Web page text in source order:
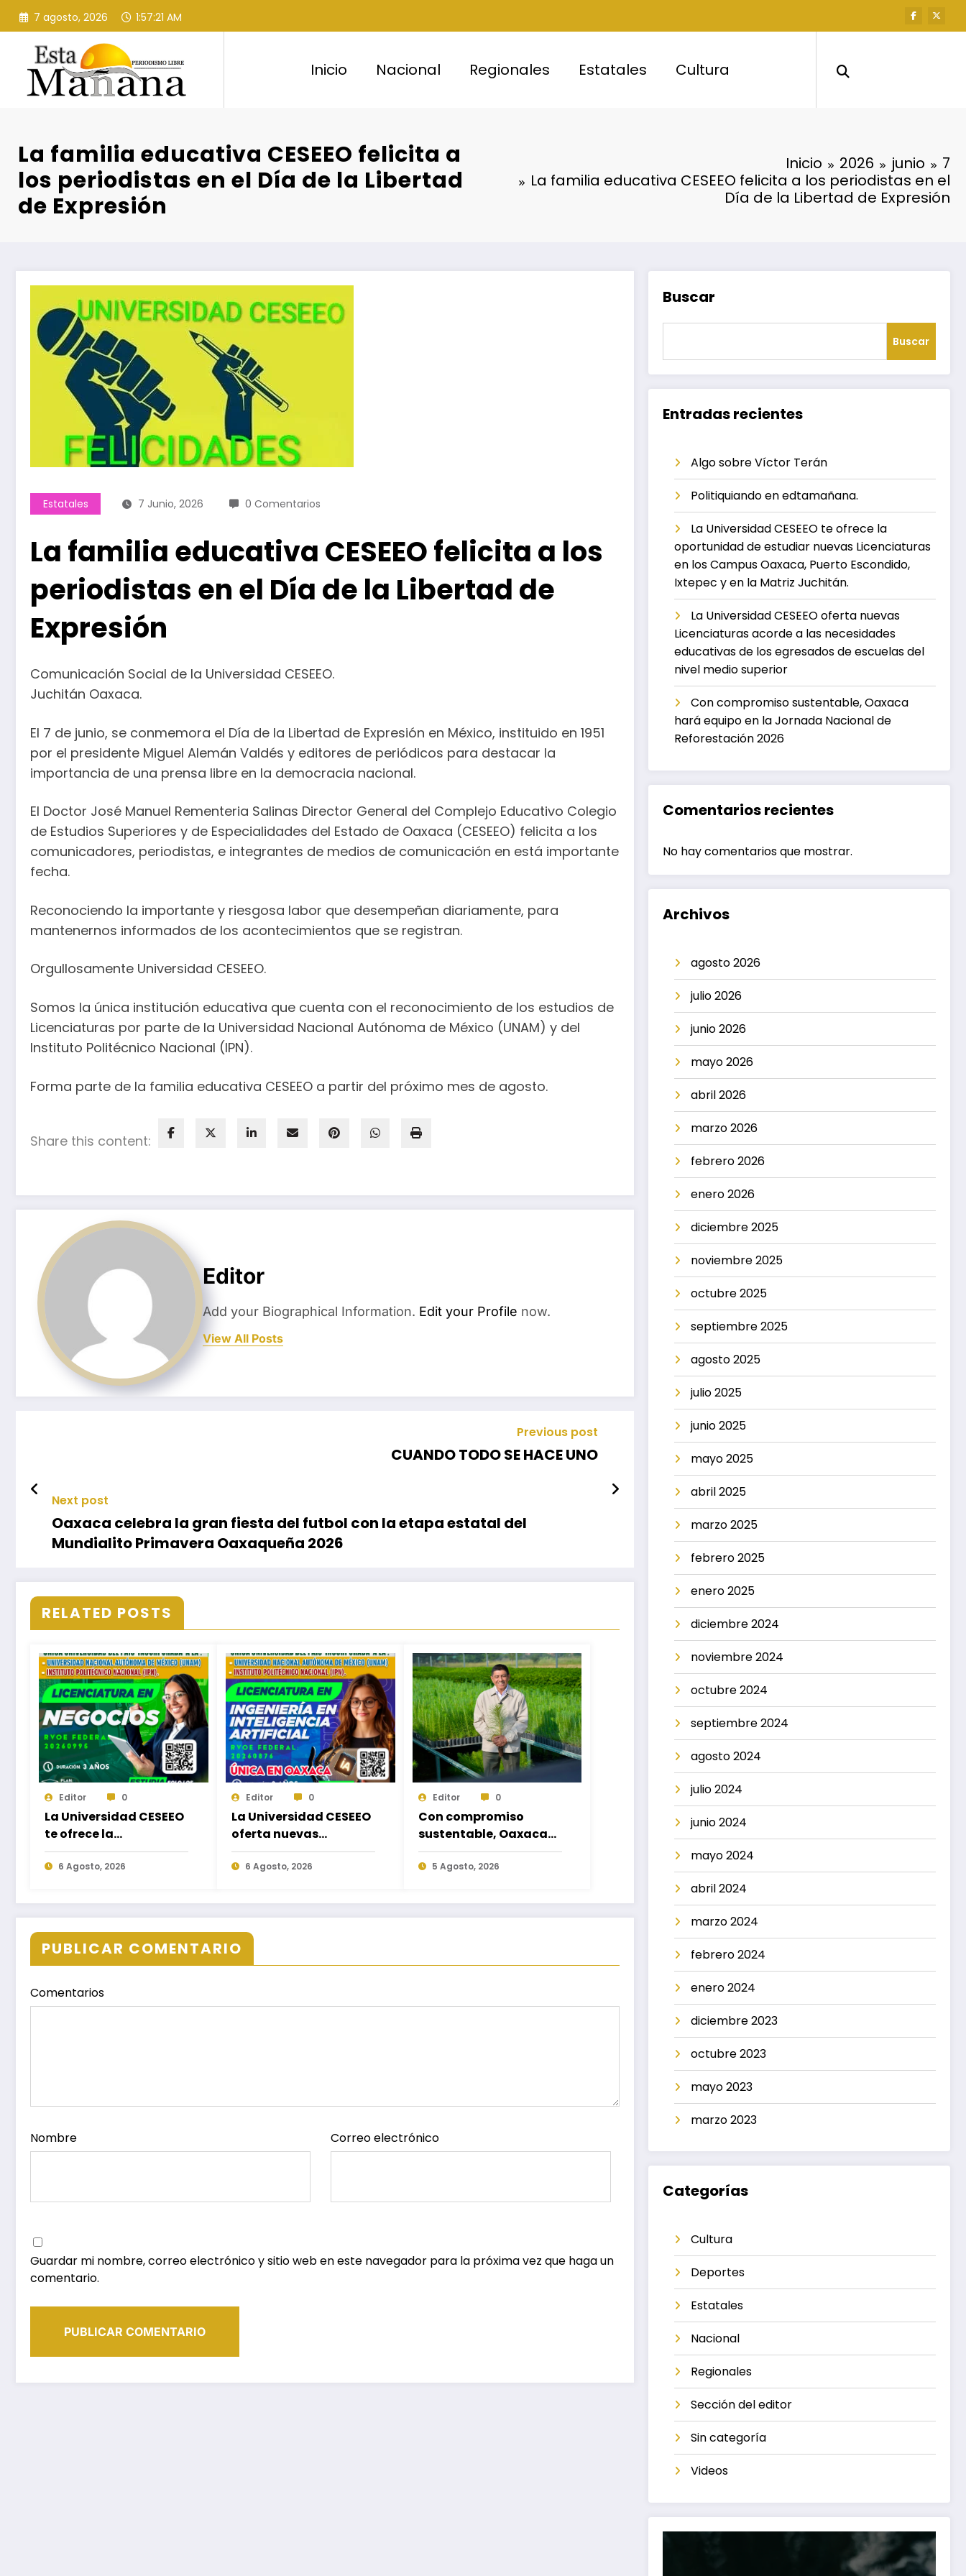
Saltar
contenido
7 agosto, 2026 1:57:21 AM
Inicio Nacional Regionales Estatales Cultura
La familia educativa CESEEO felicita a
los periodistas en el Día de la Libertad
de Expresión
Inicio 2026 junio
7
La familia educativa CESEEO felicita a los periodistas en el
Día de la Libertad de Expresión
Estatales 7 Junio, 2026 0 Comentarios
La familia educativa CESEEO felicita a los
periodistas en el Día de la Libertad de
Expresión
Comunicación Social de la Universidad CESEEO.
Juchitán Oaxaca.
El 7 de junio, se conmemora el Día de la Libertad de Expresión en México, instituido en 1951
por el presidente Miguel Alemán Valdés y editores de periódicos para destacar la
importancia de una prensa libre en la democracia nacional.
El Doctor José Manuel Rementeria Salinas Director General del Complejo Educativo Colegio
de Estudios Superiores y de Especialidades del Estado de Oaxaca (CESEEO) felicita a los
comunicadores, periodistas, e integrantes de medios de comunicación en está importante
fecha.
Reconociendo la importante y riesgosa labor que desempeñan diariamente, para
mantenernos informados de los acontecimientos que se registran.
Orgullosamente Universidad CESEEO.
Somos la única institución educativa que cuenta con el reconocimiento de los estudios de
Licenciaturas por parte de la Universidad Nacional Autónoma de México (UNAM) y del
Instituto Politécnico Nacional (IPN).
Forma parte de la familia educativa CESEEO a partir del próximo mes de agosto.
Share this content:
Editor
Add your Biographical Information. Edit your Profile now.
View All Posts
Previous post
CUANDO TODO SE HACE UNO
Next post
Oaxaca celebra la gran fiesta del futbol con la etapa estatal del
Mundialito Primavera Oaxaqueña 2026
RELATED POSTS
Editor 0
La Universidad CESEEO
te ofrece la
oportunidad de
estudiar nuevas
Campus Oaxaca,
Puerto Escondido,
Ixtepec y en la Matriz
Juchitán.
6 Agosto, 2026
Editor 0
La Universidad CESEEO
oferta nuevas
Licenciaturas acorde a
las necesidades
egresados de escuelas
del nivel medio
superior
6 Agosto, 2026
Editor 0
Con compromiso
sustentable, Oaxaca
hará equipo en la
Jornada Nacional de
5 Agosto, 2026
PUBLICAR COMENTARIO
Comentarios
Nombre Correo electrónico
Guardar mi nombre, correo electrónico y sitio web en este navegador para la próxima vez que haga un
comentario.
Buscar
Buscar
Entradas recientes
Algo sobre Víctor Terán
Politiquiando en edtamañana.
La Universidad CESEEO te ofrece la
oportunidad de estudiar nuevas Licenciaturas
en los Campus Oaxaca, Puerto Escondido,
Ixtepec y en la Matriz Juchitán.
La Universidad CESEEO oferta nuevas
Licenciaturas acorde a las necesidades
educativas de los egresados de escuelas del
nivel medio superior
Con compromiso sustentable, Oaxaca
hará equipo en la Jornada Nacional de
Reforestación 2026
Comentarios recientes
No hay comentarios que mostrar.
Archivos
agosto 2026
julio 2026
junio 2026
mayo 2026
abril 2026
marzo 2026
febrero 2026
enero 2026
diciembre 2025
noviembre 2025
octubre 2025
septiembre 2025
agosto 2025
julio 2025
junio 2025
mayo 2025
abril 2025
marzo 2025
febrero 2025
enero 2025
diciembre 2024
noviembre 2024
octubre 2024
septiembre 2024
agosto 2024
julio 2024
junio 2024
mayo 2024
abril 2024
marzo 2024
febrero 2024
enero 2024
diciembre 2023
octubre 2023
mayo 2023
marzo 2023
Categorías
Cultura
Deportes
Estatales
Nacional
Regionales
Sección del editor
Sin categoría
Videos